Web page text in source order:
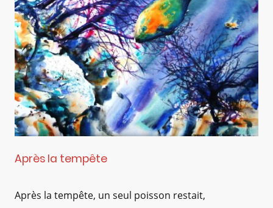
Après la tempête
Après la tempête, un seul poisson restait,